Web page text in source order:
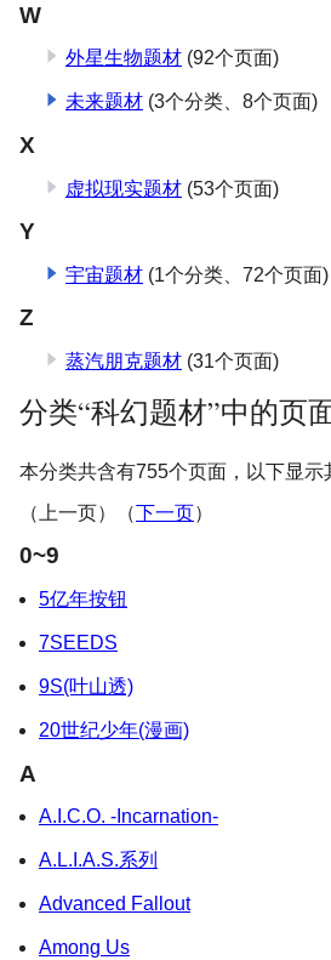
W
外星生物题材 (92个页面)
未来题材 (3个分类、​8个页面)
X
虚拟现实题材 (53个页面)
Y
宇宙题材 (1个分类、​72个页面)
Z
蒸汽朋克题材 (31个页面)
分类“科幻题材”中的页
本分类共含有755个页面，以下显示
（上一页）（下一页）
0~9
5亿年按钮
7SEEDS
9S(叶山透)
20世纪少年(漫画)
A
A.I.C.O. -Incarnation-
A.L.I.A.S.系列
Advanced Fallout
Among Us